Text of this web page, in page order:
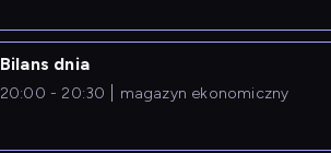
Bilans dnia
20:00 - 20:30 magazyn ekonomiczny